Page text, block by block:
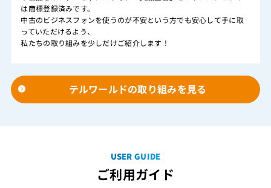
は商標登録済みです。
中古のビジネスフォンを使うのが不安という方でも安心して手に取
っていただけるよう、
私たちの取り組みを少しだけご紹介します！
テルワールドの取り組みを見る
USER GUIDE
ご利用ガイド